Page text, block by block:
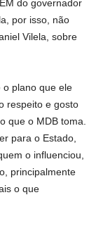
do governador
por isso, não
Vilela, sobre
o plano que ele
respeito e gosto
que o MDB toma.
para o Estado,
o influenciou,
principalmente
o que